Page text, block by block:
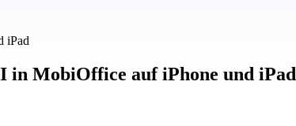
iPad
in MobiOffice auf iPhone und iPad